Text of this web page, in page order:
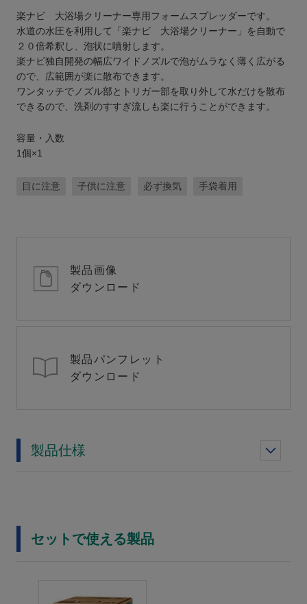
楽ナビ 大浴場クリーナー専用フォームスプレッダーです。
水道の水圧を利用して「楽ナビ 大浴場クリーナー」を自動で
２０倍希釈し、泡状に噴射します。
楽ナビ独自開発の幅広ワイドノズルで泡がムラなく薄く広がる
ので、広範囲が楽に散布できます。
ワンタッチでノズル部とトリガー部を取り外して水だけを散布
できるので、洗剤のすすぎ流しも楽に行うことができます。
容量・入数
1個×1
目に注意 子供に注意 必ず換気 手袋着用
製品画像
ダウンロード
製品パンフレット
ダウンロード
製品仕様
セットで使える製品